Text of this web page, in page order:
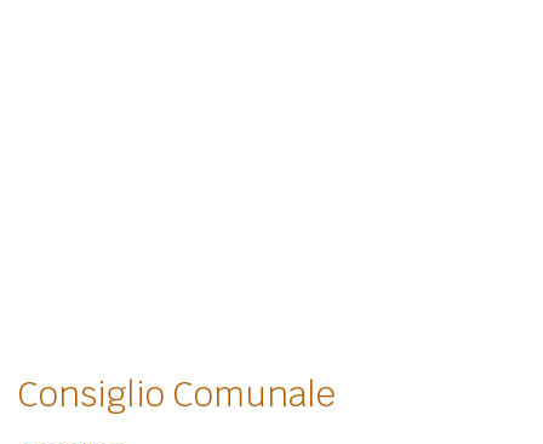
Consiglio Comunale